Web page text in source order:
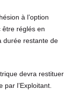
à l’option
être réglés en
durée restante de
devra restituer
l’Exploitant.